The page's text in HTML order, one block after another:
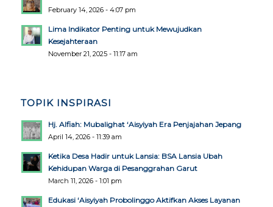
February 14, 2026 - 4:07 pm
Lima Indikator Penting untuk Mewujudkan
Kesejahteraan
November 21, 2025 - 11:17 am
TOPIK INSPIRASI
Hj. Alfiah: Mubalighat ‘Aisyiyah Era Penjajahan Jepang
April 14, 2026 - 11:39 am
Ketika Desa Hadir untuk Lansia: BSA Lansia Ubah
Kehidupan Warga di Pesanggrahan Garut
March 11, 2026 - 1:01 pm
Edukasi ‘Aisyiyah Probolinggo Aktifkan Akses Layanan